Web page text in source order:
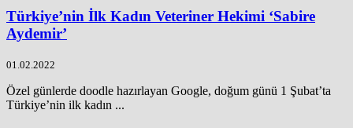
Türkiye’nin İlk Kadın Veteriner Hekimi ‘Sabire
Aydemir’
01.02.2022
Özel günlerde doodle hazırlayan Google, doğum günü 1 Şubat’ta
Türkiye’nin ilk kadın ...